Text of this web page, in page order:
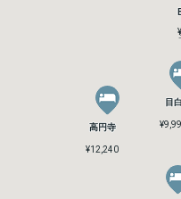
目白
高円寺
¥12,240
目白
高円寺
¥12,240